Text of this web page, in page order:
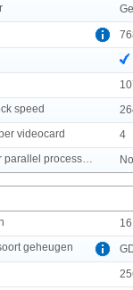
speed
videocard
4
geheugen